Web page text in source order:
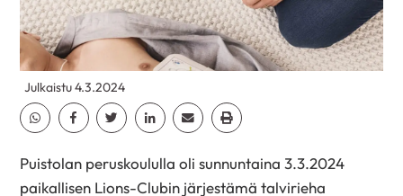
Julkaistu 4.3.2024
Jaa Whatsapp
Jaa Facebook
Jaa TwitterJaa Linkedin
Jaa EmailJaa Print
Puistolan peruskoululla oli sunnuntaina 3.3.2024
paikallisen Lions-Clubin järjestämä talvirieha